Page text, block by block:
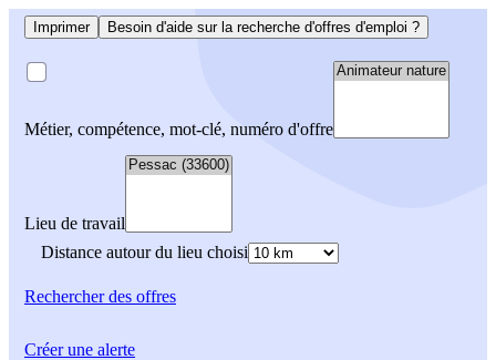
Imprimer Besoin d'aide sur la recherche d'offres d'emploi ?
Métier, compétence, mot-clé, numéro d'offre
Lieu de travail
Distance autour du lieu choisi
Rechercherdes offres
Créer une alerte